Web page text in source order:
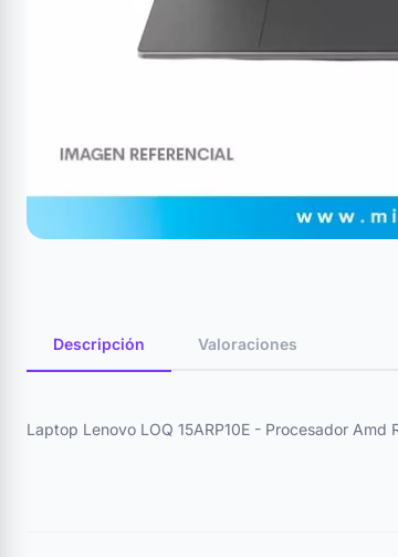
Descripción Valoraciones
Laptop Lenovo LOQ 15ARP10E - Procesador